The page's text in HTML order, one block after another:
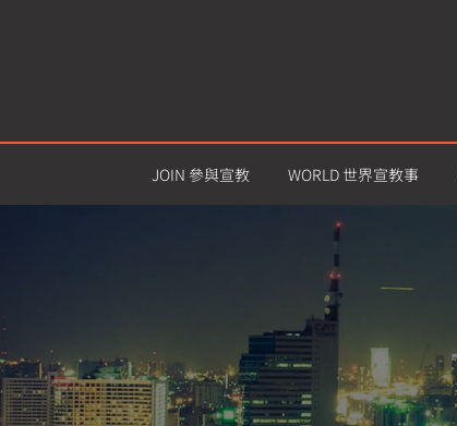
JOIN 參與宣教 WORLD 世界宣教事